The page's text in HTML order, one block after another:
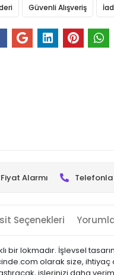
Güvenli Alışveriş
Fiyat Alarmı Telefonla
Seçenekleri
lokmadır. İşlevsel
olarak size, ihtiyaç